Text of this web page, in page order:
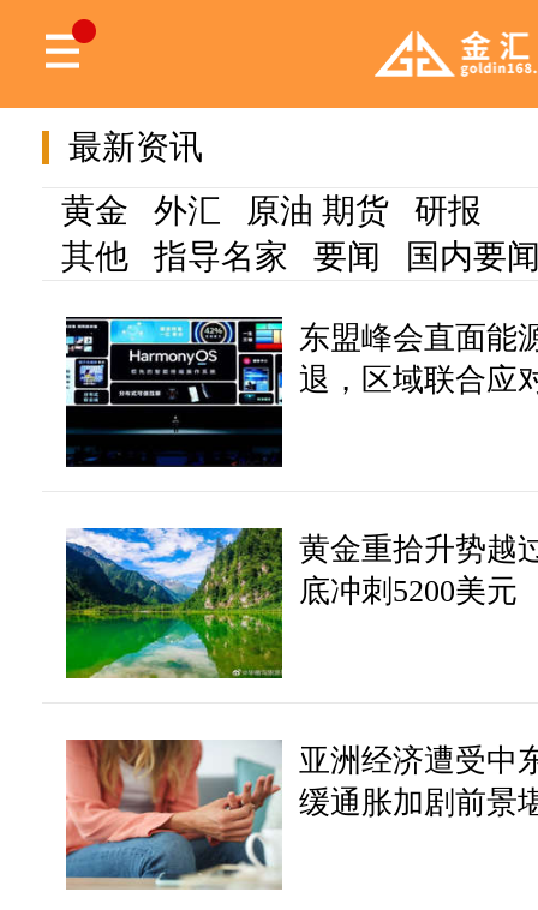
最新资讯
黄金
外汇 原油 期货
研报
其他
指导名家 要闻 国内要
东盟峰会直面能
退，区域联合应
黄金重拾升势越
底冲刺5200美元
亚洲经济遭受中
缓通胀加剧前景